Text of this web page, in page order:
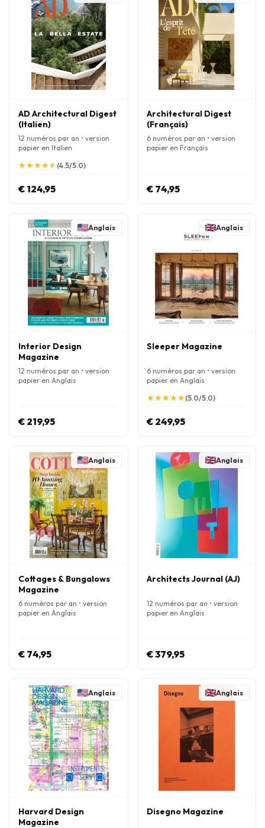
AD Architectural Digest
(Italien)
12 numéros par an • version
papier en Italien
★
★★
★★
★★
★★
★ (4.5/5.0)
€ 124,95
Architectural Digest
(Français)
6 numéros par an • version
papier en Français
€ 74,95
Anglais
Interior Design
Magazine
12 numéros par an • version
papier en Anglais
€ 219,95
Anglais
Sleeper Magazine
6 numéros par an • version
papier en Anglais
★
★★
★★
★★
★★
★(5.0/5.0)
€ 249,95
Anglais
Cottages & Bungalows
Magazine
6 numéros par an • version
papier en Anglais
€ 74,95
Anglais
Architects Journal (AJ)
12 numéros par an • version
papier en Anglais
€ 379,95
Anglais
Harvard Design
Magazine
Anglais
Disegno Magazine